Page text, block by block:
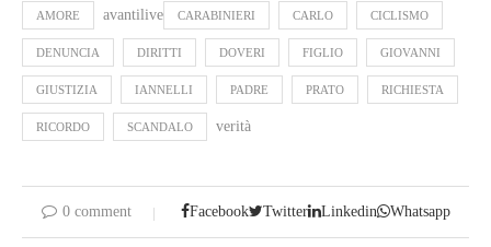
AMORE avantilive CARABINIERI CARLO CICLISMO
DENUNCIA DIRITTI DOVERI FIGLIO GIOVANNI
GIUSTIZIA IANNELLI PADRE PRATO RICHIESTA
RICORDO SCANDALO verità
0 comment Facebook Twitter Linkedin Whatsapp